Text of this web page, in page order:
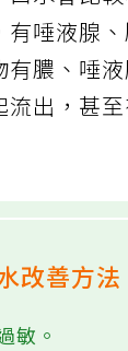
有唾液腺
有膿、唾
流出，甚
改善方法
敏。